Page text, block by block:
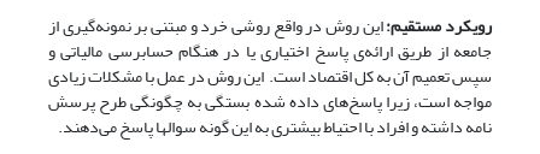
رویکرد مستقیم:این روش در واقع روشی خرد و مبتنی بر نمونه‌گیری از
جامعه از طریق ارائه‌ی پاسخ اختیاری یا در هنگام حسابرسی مالیاتی و
سپس تعمیم آن به کل اقتصاد است. این روش در عمل با مشکلات زیادی
مواجه است، زیرا پاسخ‌های داده شده بستگی به چگونگی طرح پرسش
نامه داشته و افراد با احتیاط بیشتری به این گونه سوالها پاسخ می‌دهند.